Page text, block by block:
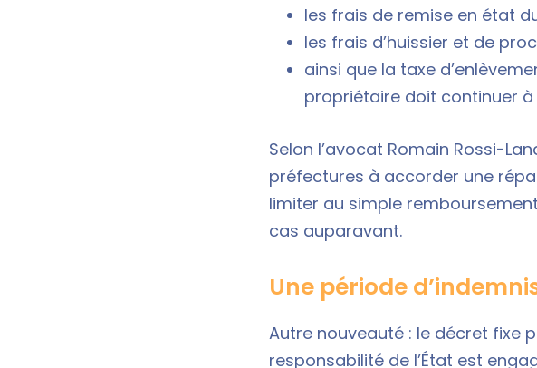
les frais de remise en état
les frais d’huissier et de
ainsi que la taxe
propriétaire doit continuer
Selon l’avocat Romain Rossi-
préfectures à accorder une
limiter au simple
cas auparavant.
Une période
Autre nouveauté : le décret fixe
responsabilité de l’État est